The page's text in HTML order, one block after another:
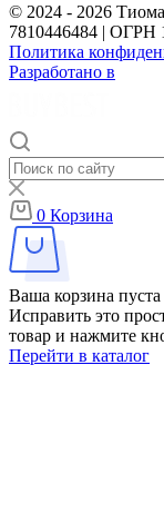
© 2024 - 2026
7810446484 | ОГРН
Политика
Разработано в
0 Корзина
Ваша корзина пуста
Исправить это
товар и нажмите
Перейти в каталог